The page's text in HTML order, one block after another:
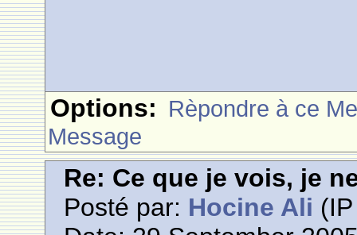
Options: Rèpondre à ce
Message
Re: Ce que je vois, je
Posté par: Hocine Ali